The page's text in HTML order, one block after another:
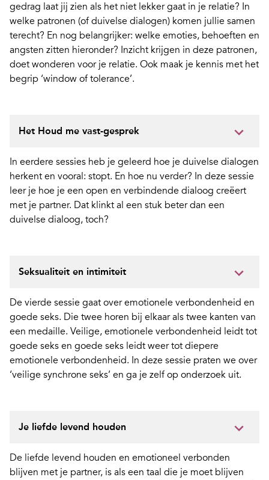
gedrag laat jij zien als het niet lekker gaat in je relatie? In
welke patronen (of duivelse dialogen) komen jullie samen
terecht? En nog belangrijker: welke emoties, behoeften en
angsten zitten hieronder? Inzicht krijgen in deze patronen,
doet wonderen voor je relatie. Ook maak je kennis met het
begrip ‘window of tolerance’.
Het Houd me vast-gesprek
In eerdere sessies heb je geleerd hoe je duivelse dialogen
herkent en vooral: stopt. En hoe nu verder? In deze sessie
leer je hoe je een open en verbindende dialoog creëert
met je partner. Dat klinkt al een stuk beter dan een
duivelse dialoog, toch?
Seksualiteit en intimiteit
De vierde sessie gaat over emotionele verbondenheid en
goede seks. Die twee horen bij elkaar als twee kanten van
een medaille. Veilige, emotionele verbondenheid leidt tot
goede seks en goede seks leidt weer tot diepere
emotionele verbondenheid. In deze sessie praten we over
‘veilige synchrone seks’ en ga je zelf op onderzoek uit.
Je liefde levend houden
De liefde levend houden en emotioneel verbonden
blijven met je partner, is als een taal die je moet blijven